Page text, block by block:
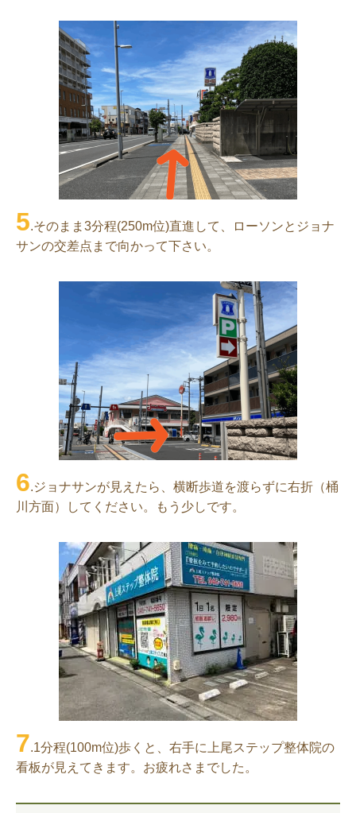
5.そのまま3分程(250m位)直進して、ローソンとジョナ
サンの交差点まで向かって下さい。
6.ジョナサンが見えたら、横断歩道を渡らずに右折（桶
川方面）してください。もう少しです。
7.1分程(100m位)歩くと、右手に上尾ステップ整体院の
看板が見えてきます。お疲れさまでした。